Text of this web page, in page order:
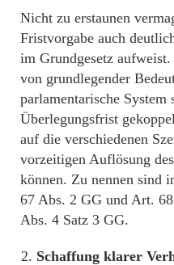
Nicht zu erstaunen
Fristvorgabe auch
im Grundgesetz
von grundlegender
parlamentarische System
Überlegungsfrist
auf die verschiedenen
vorzeitigen Auflösung
können. Zu nennen sind
67 Abs. 2 GG und Art.
Abs. 4 Satz 3 GG.
Schaffung klarer